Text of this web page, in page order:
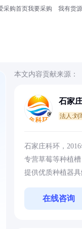
采购首页我要采购 我有货源
本文内容贡献来源：
石家
法人:刘
石家庄科环，
专营草莓等种植
提供优质种植器具
在线咨询